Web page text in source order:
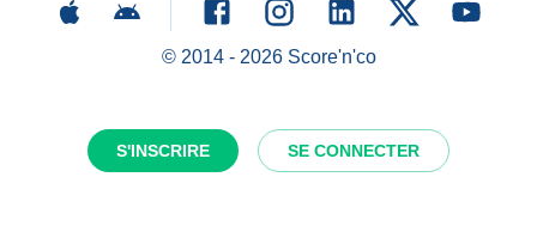
S'INSCRIRE SE CONNECTER
© 2014 - 2026Score'n'co